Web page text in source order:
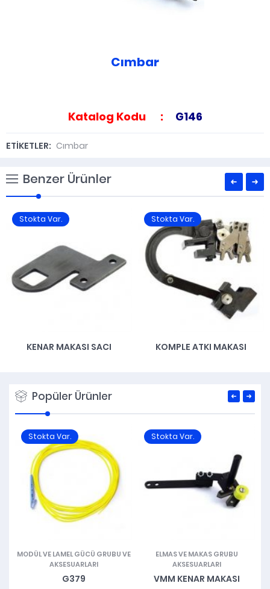
Cımbar
Katalog Kodu : G146
ETİKETLER: Cımbar
Benzer Ürünler
Stokta Var.
KENAR MAKASI SACI
Stokta Var.
KOMPLE ATKI MAKASI
Popüler Ürünler
Stokta Var.
MODÜL VE LAMEL GÜCÜ GRUBU VE
AKSESUARLARI
G379
Stokta Var.
ELMAS VE MAKAS GRUBU
AKSESUARLARI
VMM KENAR MAKASI